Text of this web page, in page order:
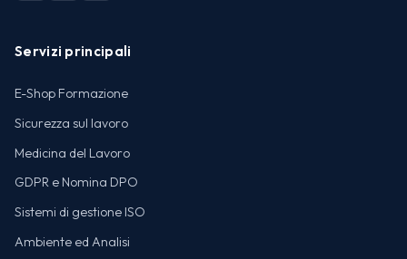
Servizi principali
E-Shop Formazione
Sicurezza sul lavoro
Medicina del Lavoro
GDPR e Nomina DPO
Sistemi di gestione ISO
Ambiente ed Analisi